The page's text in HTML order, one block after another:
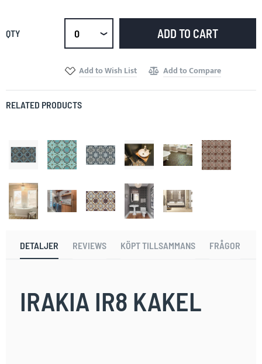
QTY ADD TO CART
Add to Wish List Add to Compare
RELATED PRODUCTS
DETALJER REVIEWS KÖPT TILLSAMMANS FRÅGOR
IRAKIA IR8 KAKEL